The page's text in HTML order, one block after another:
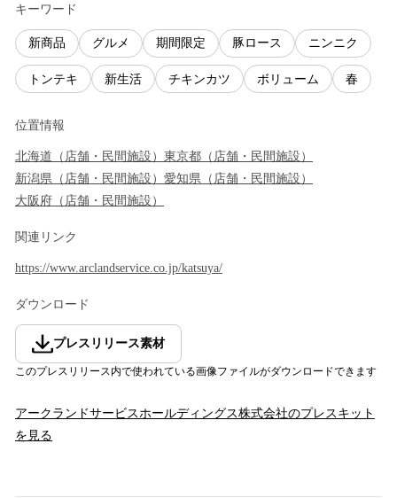
キーワード
新商品 グルメ 期間限定 豚ロース ニンニク
トンテキ 新生活 チキンカツ ボリューム 春
位置情報
北海道 （ 店舗・民間施設 ） 東京都 （ 店舗・民間施設 ）
新潟県 （ 店舗・民間施設 ） 愛知県 （ 店舗・民間施設 ）
大阪府 （ 店舗・民間施設 ）
関連リンク
https://www.arclandservice.co.jp/katsuya/
ダウンロード
プレスリリース素材
このプレスリリース内で使われている画像ファイルがダウンロードできます
アークランドサービスホールディングス株式会社のプレスキット
を見る